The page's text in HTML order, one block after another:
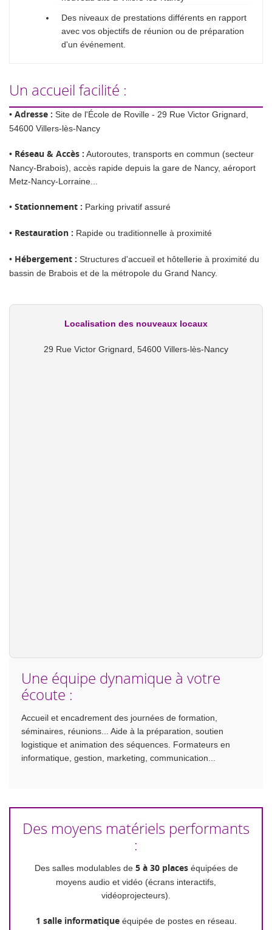
Des niveaux de prestations différents en rapport
avec vos objectifs de réunion ou de préparation
d'un événement.
Un accueil facilité :
• Adresse : Site de l'École de Roville - 29 Rue Victor Grignard,
54600 Villers-lès-Nancy
• Réseau & Accès : Autoroutes, transports en commun (secteur
Nancy-Brabois), accès rapide depuis la gare de Nancy, aéroport
Metz-Nancy-Lorraine...
• Stationnement : Parking privatif assuré
• Restauration : Rapide ou traditionnelle à proximité
• Hébergement : Structures d'accueil et hôtellerie à proximité du
bassin de Brabois et de la métropole du Grand Nancy.
Localisation des nouveaux locaux
29 Rue Victor Grignard, 54600 Villers-lès-Nancy
Une équipe dynamique à votre
écoute :
Accueil et encadrement des journées de formation,
séminaires, réunions... Aide à la préparation, soutien
logistique et animation des séquences. Formateurs en
informatique, gestion, marketing, communication...
Des moyens matériels performants
:
Des salles modulables de 5 à 30 placeséquipées de
moyens audio et vidéo (écrans interactifs,
vidéoprojecteurs).
1 salle informatiqueéquipée de postes en réseau.